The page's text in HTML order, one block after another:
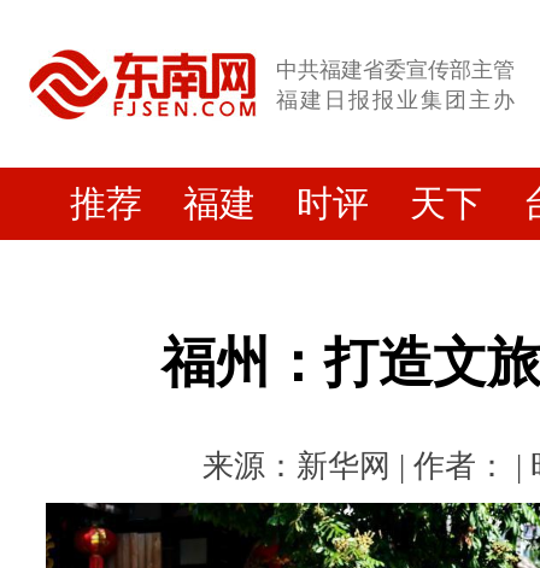
中共福建省委宣传部主管
福建日报报业集团主办
推荐 福建 时评 天下
福州：打造文
来源：新华网 | 作者： |